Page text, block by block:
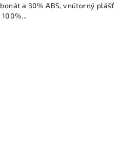
a 30% ABS, vnútorný plášť
100%...